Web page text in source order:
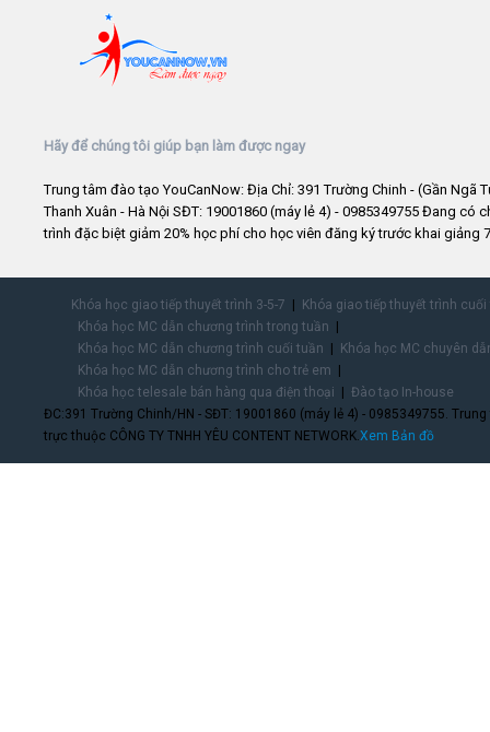
Hãy để chúng tôi giúp bạn làm được ngay
Trung tâm đào tạo YouCanNow: Địa Chỉ: 391 Trường Chinh - (Gần Ngã
Thanh Xuân - Hà Nội SĐT: 19001860 (máy lẻ 4) - 0985349755 Đang có
trình đặc biệt giảm 20% học phí cho học viên đăng ký trước khai giảng
Khóa học giao tiếp thuyết trình 3-5-7
Khóa giao tiếp thuyết trình
Khóa học MC dẫn chương trình trong tuần
Khóa học MC dẫn chương trình cuối tuần
Khóa học MC chuyên
Khóa học MC dẫn chương trình cho trẻ em
Khóa học telesale bán hàng qua điện thoại
Đào tạo In-house
ĐC:391 Trường Chinh/HN - SĐT: 19001860 (máy lẻ 4) - 0985349755.
trực thuộc CÔNG TY TNHH YÊU CONTENT NETWORK. Xem Bản đồ